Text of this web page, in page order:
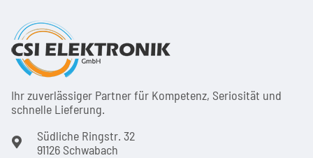
Ihr zuver­läs­siger Partner für Kom­pe­tenz, Seri­osi­tät und
schnel­le Lie­ferung.
Südliche Ringstr. 32
91126 Schwabach